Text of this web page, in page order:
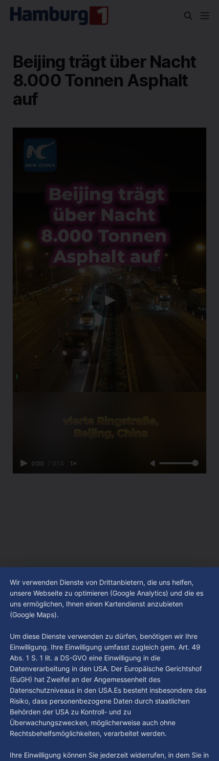
Beijing trägt über Nacht
8.000 Tonnen Asphalt
auf
0:00 1×
Wir verwenden Dienste von Drittanbietern, die uns helfen,
unsere Webseite zu optimieren (Google Analytics) und die es
uns ermöglichen, Ihnen einen Kartendienst anzubieten
(Google Maps).
Um diese Dienste verwenden zu dürfen, benötigen wir Ihre
Einwilligung. Ihre Einwilligung umfasst zugleich gem. Art. 49
Abs. 1 S. 1 lit. a DS-GVO eine Einwilligung in die
Datenverarbeitung in den USA. Der Europäische Gerichtshof
(EuGH) hat Zweifel an der Angemessenheit des
Datenschutzniveaus in den USA.Es besteht insbesondere das
Risiko, dass personenbezogene Daten durch staatlichen
Behörden der USA zu Kontroll- und zu
Überwachungszwecken, möglicherweise auch ohne
Rechtsbehelfsmöglichkeiten, verarbeitet werden.
Ihre Einwilligung können Sie jederzeit widerrufen, in dem Sie in